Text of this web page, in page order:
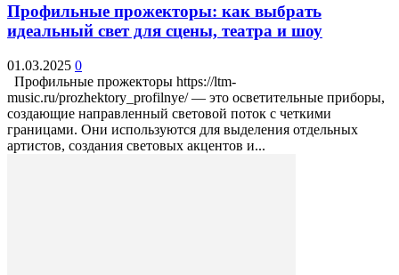
Профильные прожекторы: как выбрать
идеальный свет для сцены, театра и шоу
01.03.2025 0
Профильные прожекторы https://ltm-
music.ru/prozhektory_profilnye/ — это осветительные приборы,
создающие направленный световой поток с четкими
границами. Они используются для выделения отдельных
артистов, создания световых акцентов и...